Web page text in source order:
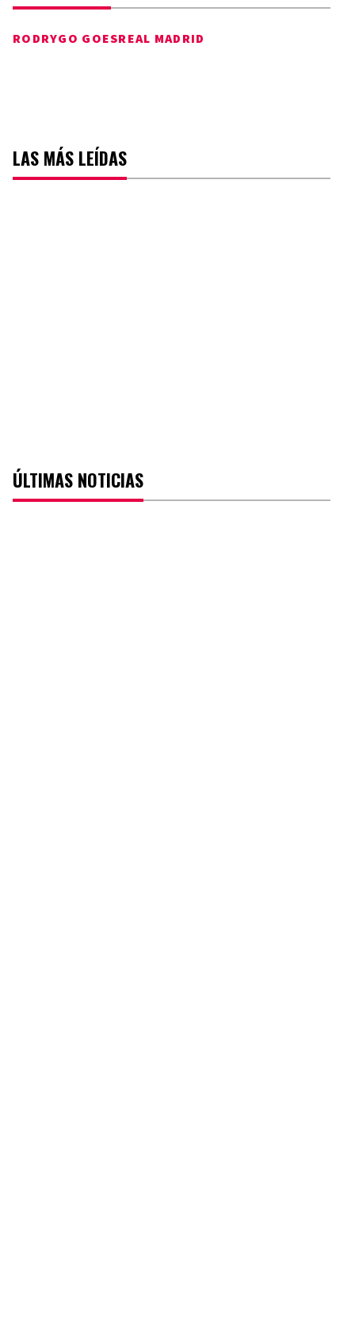
RODRYGO GOESREAL MADRID
LAS MÁS LEÍDAS
ÚLTIMAS NOTICIAS